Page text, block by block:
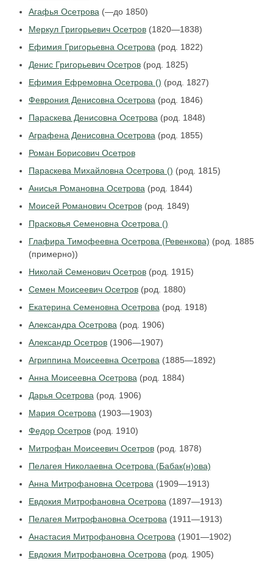
Агафья Осетрова(—до 1850)
Меркул Григорьевич Осетров(1820—1838)
Ефимия Григорьевна Осетрова(род. 1822)
Денис Григорьевич Осетров(род. 1825)
Ефимия Ефремовна Осетрова () (род. 1827)
Феврония Денисовна Осетрова(род. 1846)
Параскева Денисовна Осетрова(род. 1848)
Аграфена Денисовна Осетрова(род. 1855)
Роман Борисович Осетров
Параскева Михайловна Осетрова () (род. 1815)
Анисья Романовна Осетрова(род. 1844)
Моисей Романович Осетров(род. 1849)
Прасковья Семеновна Осетрова ()
Глафира Тимофеевна Осетрова (Ревенкова) (род. 1885
(примерно))
Николай Семенович Осетров(род. 1915)
Семен Моисеевич Осетров(род. 1880)
Екатерина Семеновна Осетрова(род. 1918)
Александра Осетрова(род. 1906)
Александр Осетров(1906—1907)
Агриппина Моисеевна Осетрова(1885—1892)
Анна Моисеевна Осетрова(род. 1884)
Дарья Осетрова(род. 1906)
Мария Осетрова(1903—1903)
Федор Осетров(род. 1910)
Митрофан Моисеевич Осетров(род. 1878)
Пелагея Николаевна Осетрова (Бабак(н)ова)
Анна Митрофановна Осетрова(1909—1913)
Евдокия Митрофановна Осетрова(1897—1913)
Пелагея Митрофановна Осетрова(1911—1913)
Анастасия Митрофановна Осетрова(1901—1902)
Евдокия Митрофановна Осетрова(род. 1905)